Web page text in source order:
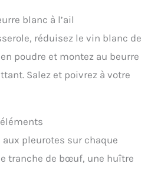
blanc à l’ail
réduisez le vin blanc de
poudre et montez au beurre
Salez et poivrez à votre
aux pleurotes sur chaque
tranche de bœuf, une huître